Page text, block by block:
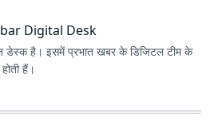
Digital Desk
डेस्क है। इसमें प्रभात खबर के डिजिटल टीम के
हैं।